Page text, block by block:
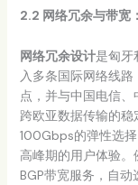
2.2 网络冗余与带宽
网络冗余设计是匈牙
入多条国际网络线
点，并与中国电信
跨欧亚数据传输的
100Gbps的弹性选
高峰期的用户体验
BGP带宽服务，自动